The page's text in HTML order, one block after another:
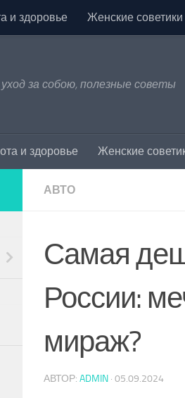
и здоровье Женские советики
за собою, полезные советы
и здоровье Женские
АВТО
Самая
России:
мираж?
АВТОР: ADMIN · 05.09.2024